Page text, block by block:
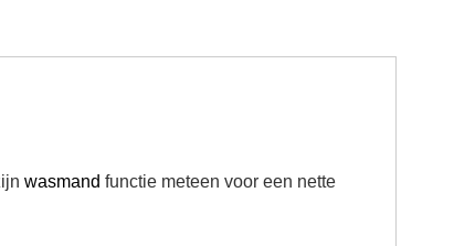
wasmand functie meteen voor een nette